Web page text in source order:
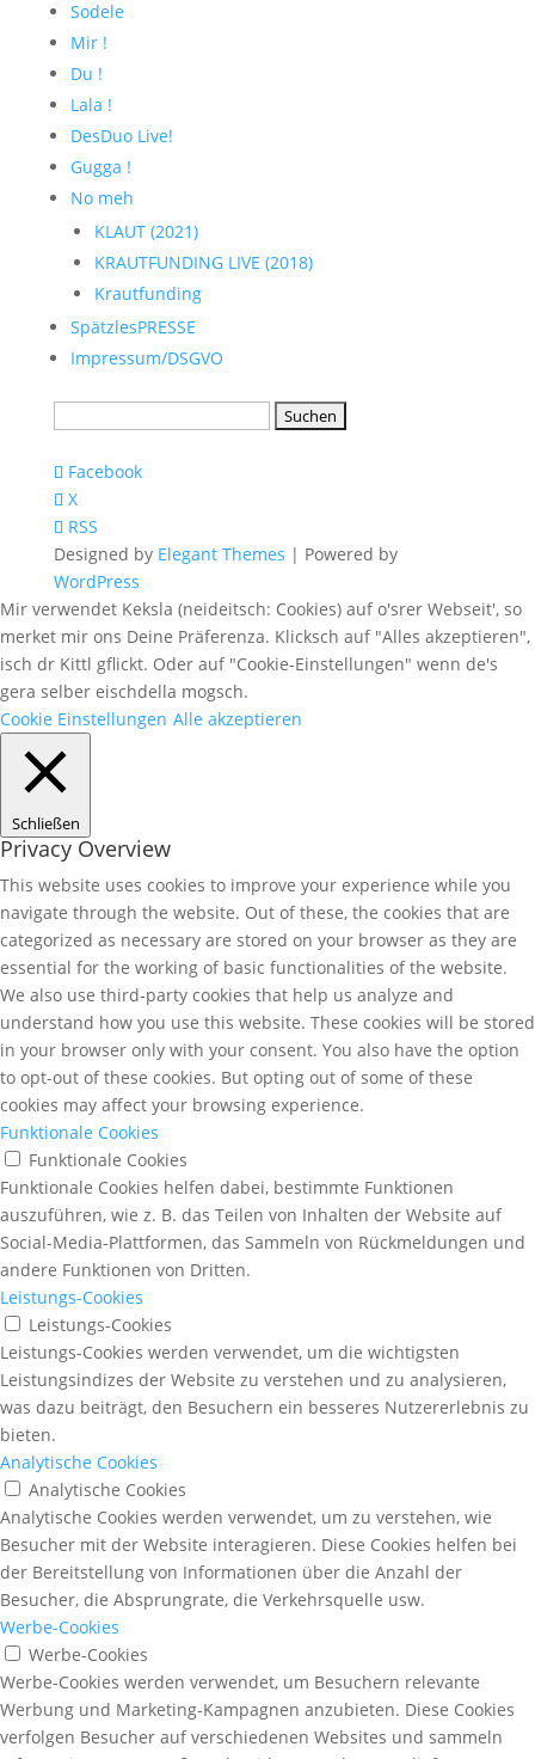
Sodele
Mir !
Du !
Lala !
DesDuo Live!
Gugga !
No meh
KLAUT (2021)
KRAUTFUNDING LIVE (2018)
Krautfunding
SpätzlesPRESSE
Impressum/DSGVO
Facebook
X
RSS
Designed by Elegant Themes | Powered by
WordPress
Mir verwendet Keksla (neideitsch: Cookies) auf o'srer Webseit', so
merket mir ons Deine Präferenza. Klicksch auf "Alles akzeptieren",
isch dr Kittl gflickt. Oder auf "Cookie-Einstellungen" wenn de's
gera selber eischdella mogsch.
Cookie Einstellungen Alle akzeptieren
Schließen
Privacy Overview
This website uses cookies to improve your experience while you
navigate through the website. Out of these, the cookies that are
categorized as necessary are stored on your browser as they are
essential for the working of basic functionalities of the website.
We also use third-party cookies that help us analyze and
understand how you use this website. These cookies will be stored
in your browser only with your consent. You also have the option
to opt-out of these cookies. But opting out of some of these
cookies may affect your browsing experience.
Funktionale Cookies
Funktionale Cookies
Funktionale Cookies helfen dabei, bestimmte Funktionen
auszuführen, wie z. B. das Teilen von Inhalten der Website auf
Social-Media-Plattformen, das Sammeln von Rückmeldungen und
andere Funktionen von Dritten.
Leistungs-Cookies
Leistungs-Cookies
Leistungs-Cookies werden verwendet, um die wichtigsten
Leistungsindizes der Website zu verstehen und zu analysieren,
was dazu beiträgt, den Besuchern ein besseres Nutzererlebnis zu
bieten.
Analytische Cookies
Analytische Cookies
Analytische Cookies werden verwendet, um zu verstehen, wie
Besucher mit der Website interagieren. Diese Cookies helfen bei
der Bereitstellung von Informationen über die Anzahl der
Besucher, die Absprungrate, die Verkehrsquelle usw.
Werbe-Cookies
Werbe-Cookies
Werbe-Cookies werden verwendet, um Besuchern relevante
Werbung und Marketing-Kampagnen anzubieten. Diese Cookies
verfolgen Besucher auf verschiedenen Websites und sammeln